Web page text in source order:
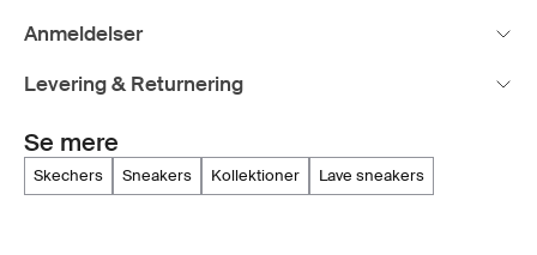
Anmeldelser
Levering & Returnering
Se mere
skechers sneakers kollektioner lave sneakers